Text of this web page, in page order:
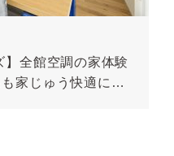
】全館空調の家体験
家じゅう快適に！